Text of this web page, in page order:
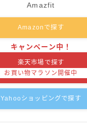
Amazfit
Amazonで探す
楽天市場で探す
Yahooショッピングで探す